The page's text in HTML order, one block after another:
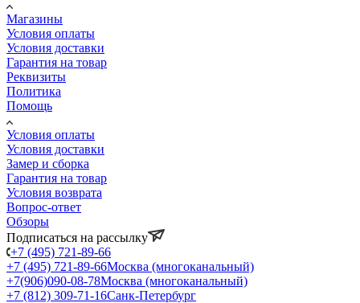
Магазины
Условия оплаты
Условия доставки
Гарантия на товар
Реквизиты
Политика
Помощь
Условия оплаты
Условия доставки
Замер и сборка
Гарантия на товар
Условия возврата
Вопрос-ответ
Обзоры
Подписаться на рассылку
+7 (495) 721-89-66
+7 (495) 721-89-66Москва (многоканальный)
+7(906)090-08-78Москва (многоканальный)
+7 (812) 309-71-16Санк-Петербург